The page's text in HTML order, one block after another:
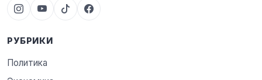
РУБРИКИ
Политика